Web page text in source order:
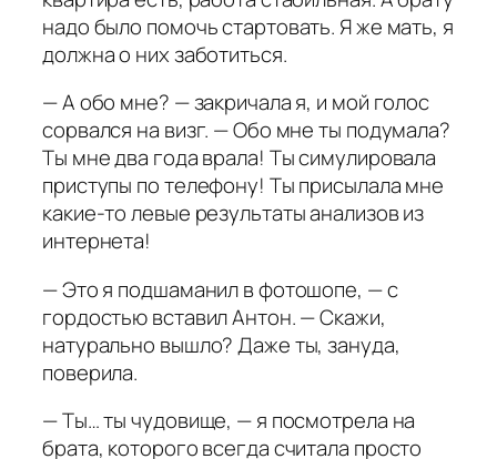
надо было помочь стартовать. Я же мать, я
должна о них заботиться.
— А обо мне? — закричала я, и мой голос
сорвался на визг. — Обо мне ты подумала?
Ты мне два года врала! Ты симулировала
приступы по телефону! Ты присылала мне
какие-то левые результаты анализов из
интернета!
— Это я подшаманил в фотошопе, — с
гордостью вставил Антон. — Скажи,
натурально вышло? Даже ты, зануда,
поверила.
— Ты… ты чудовище, — я посмотрела на
брата, которого всегда считала просто